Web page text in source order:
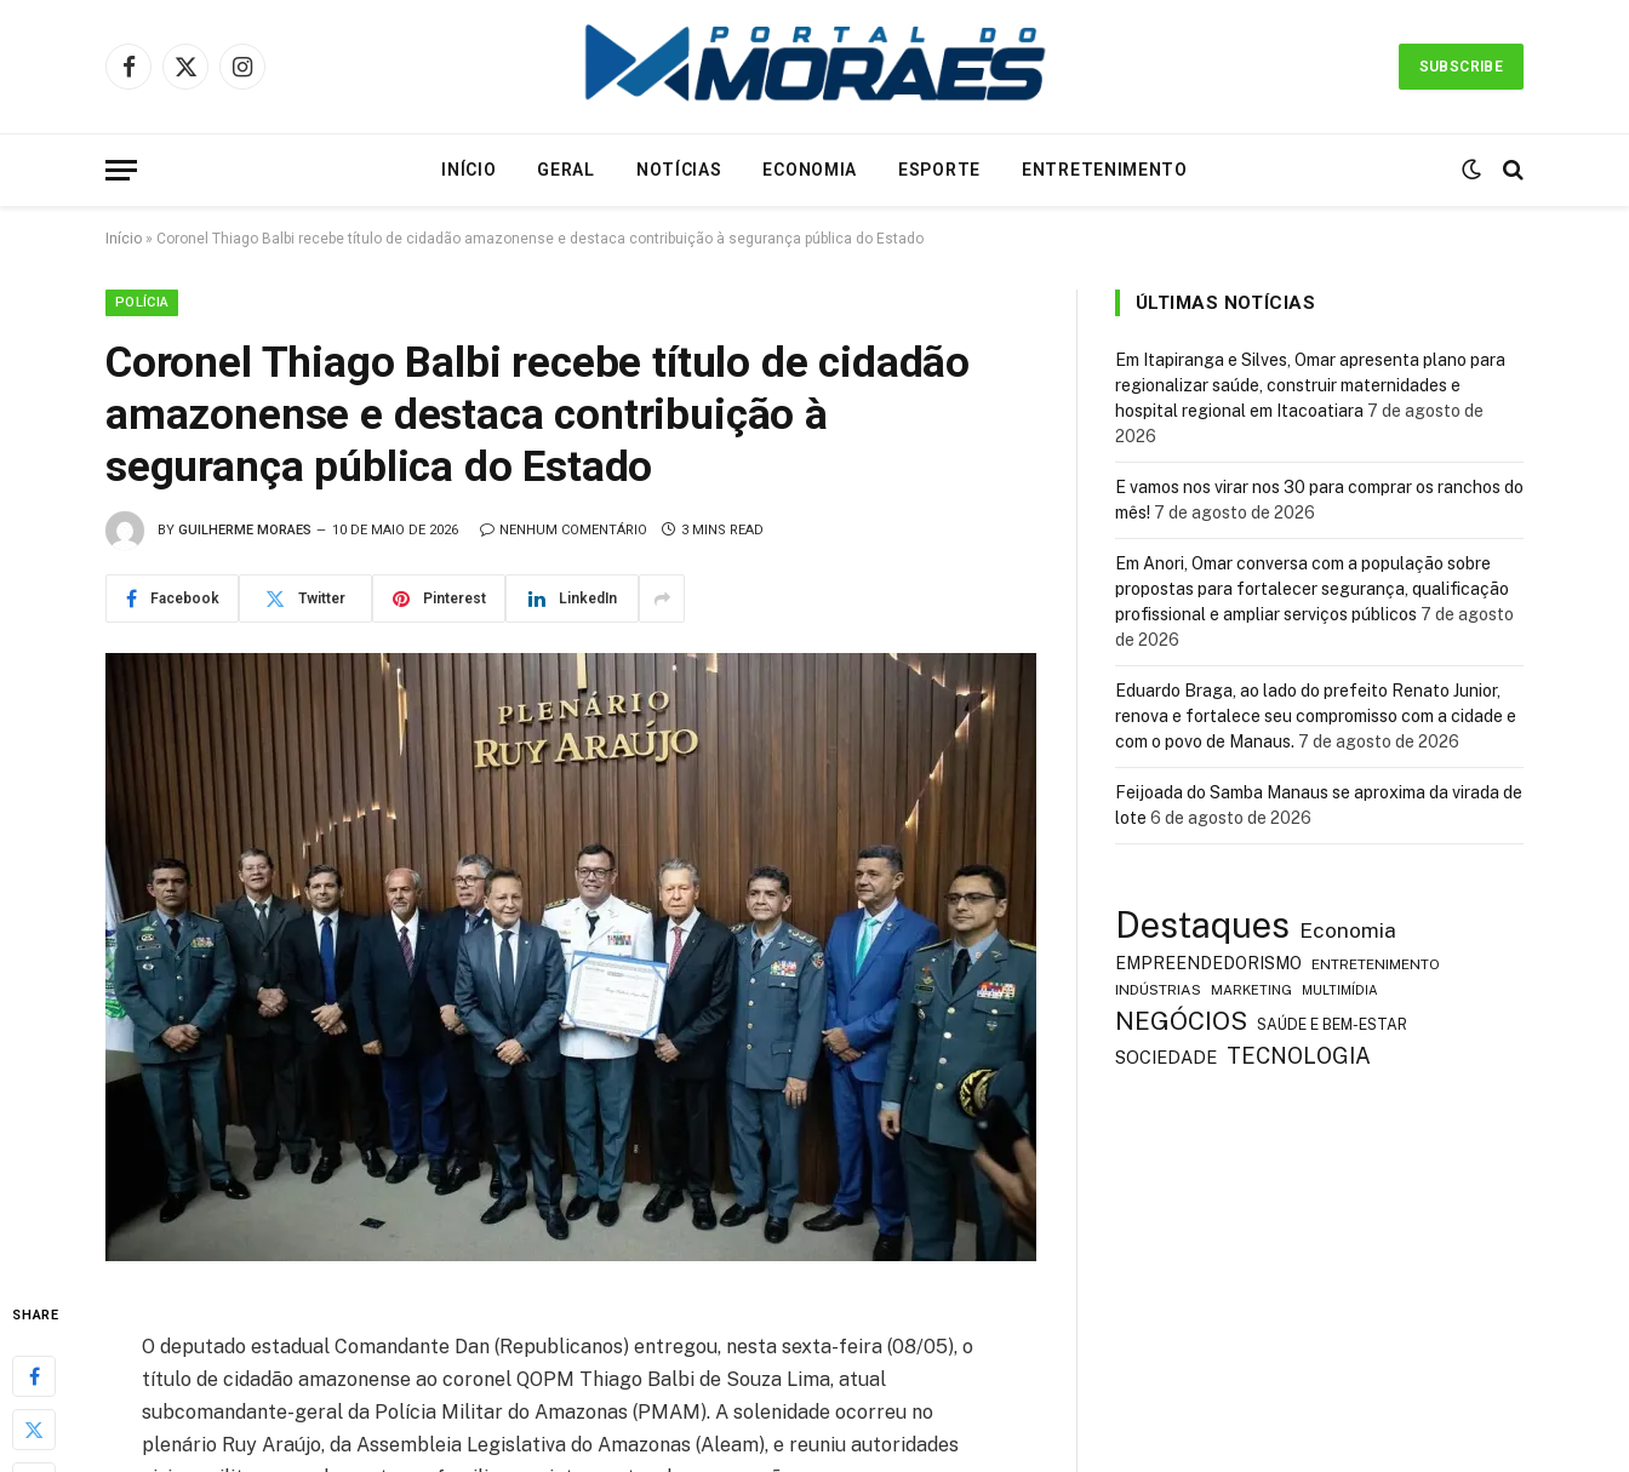
Facebook
X
Instagram
SUBSCRIBE
INÍCIO GERAL NOTÍCIAS ECONOMIA ESPORTE ENTRETENIMENTO
Início » Coronel Thiago Balbi recebe título de cidadão amazonense e destaca contribuição à segurança pública do Estado
POLÍCIA
Coronel Thiago Balbi recebe título de cidadão
amazonense e destaca contribuição à
segurança pública do Estado
BY GUILHERME MORAES 10 DE MAIO DE 2026 NENHUM COMENTÁRIO 3 MINS READ
Facebook Twitter Pinterest LinkedIn
SHARE
O deputado estadual Comandante Dan (Republicanos) entregou, nesta sexta-feira (08/05), o
título de cidadão amazonense ao coronel QOPM Thiago Balbi de Souza Lima, atual
subcomandante-geral da Polícia Militar do Amazonas (PMAM). A solenidade ocorreu no
plenário Ruy Araújo, da Assembleia Legislativa do Amazonas (Aleam), e reuniu autoridades
ÚLTIMAS NOTÍCIAS
Em Itapiranga e Silves, Omar apresenta plano para
regionalizar saúde, construir maternidades e
hospital regional em Itacoatiara 7 de agosto de
2026
E vamos nos virar nos 30 para comprar os ranchos do
mês! 7 de agosto de 2026
Em Anori, Omar conversa com a população sobre
propostas para fortalecer segurança, qualificação
profissional e ampliar serviços públicos 7 de agosto
de 2026
Eduardo Braga, ao lado do prefeito Renato Junior,
renova e fortalece seu compromisso com a cidade e
com o povo de Manaus. 7 de agosto de 2026
Feijoada do Samba Manaus se aproxima da virada de
lote 6 de agosto de 2026
Destaques Economia
EMPREENDEDORISMO
ENTRETENIMENTO
INDÚSTRIAS
MARKETING MULTIMÍDIA
NEGÓCIOS SAÚDE E BEM-ESTAR
SOCIEDADE TECNOLOGIA